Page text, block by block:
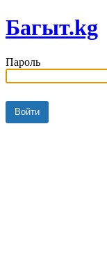
Багыт.kg
Пароль